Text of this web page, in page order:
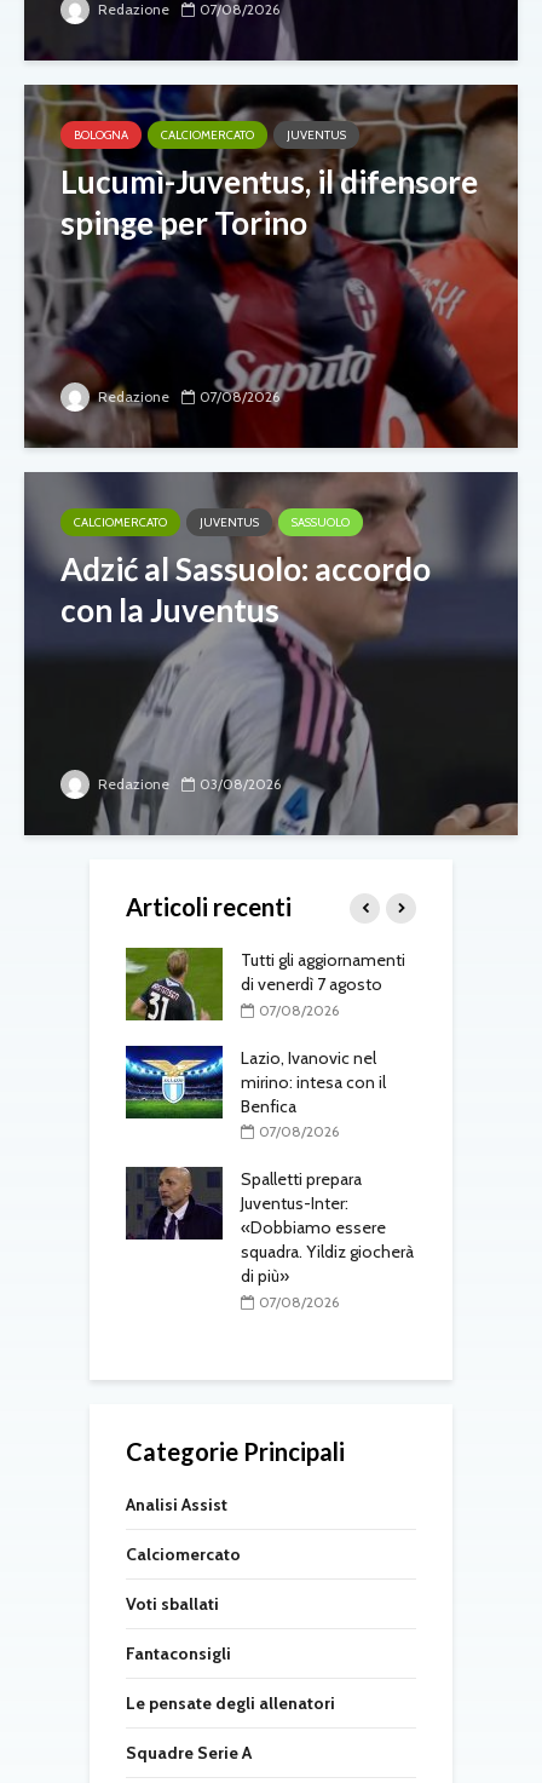
Redazione 07/08/2026
BOLOGNA CALCIOMERCATO JUVENTUS
Lucumì-Juventus, il difensore
spinge per Torino
Redazione 07/08/2026
CALCIOMERCATO JUVENTUS SASSUOLO
Adzić al Sassuolo: accordo
con la Juventus
Redazione 03/08/2026
Articoli recenti
Tutti gli aggiornamenti
di venerdì 7 agosto
07/08/2026
Lazio, Ivanovic nel
mirino: intesa con il
Benfica
07/08/2026
Spalletti prepara
Juventus-Inter:
«Dobbiamo essere
squadra. Yildiz giocherà
di più»
07/08/2026
Categorie Principali
Analisi Assist
Calciomercato
Voti sballati
Fantaconsigli
Le pensate degli allenatori
Squadre Serie A